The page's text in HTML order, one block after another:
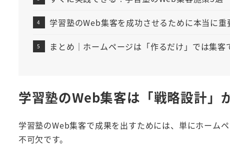
学習塾のWeb集客を成功させるために本当に重
まとめ｜ホームページは「作るだけ」では集客
学習塾のWeb集客は「戦略設計」
学習塾のWeb集客で成果を出すためには、単にホーム
不可欠です。